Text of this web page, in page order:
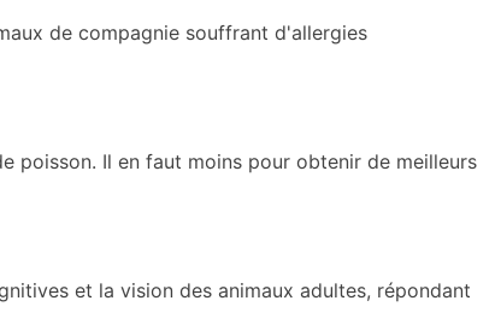
de compagnie souffrant d'allergies
poisson. Il en faut moins pour obtenir de meilleurs
et la vision des animaux adultes, répondant